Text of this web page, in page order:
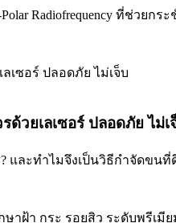
Polar Radiofrequency ที่ช่วย
ด้วยเลเซอร์ ปลอดภัย ไม่เ
และทำไมจึงเป็นวิธีกำจัดขน